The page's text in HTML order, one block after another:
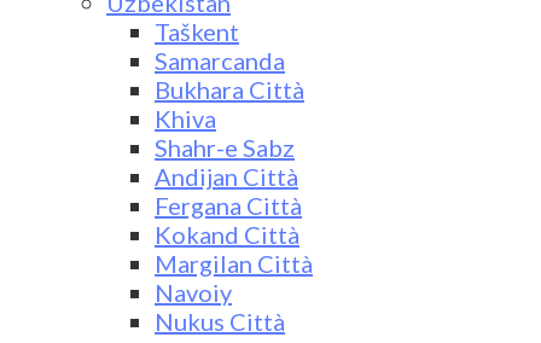
Taškent
Samarcanda
Bukhara Città
Khiva
Shahr-e Sabz
Andijan Città
Fergana Città
Kokand Città
Margilan Città
Navoiy
Nukus Città